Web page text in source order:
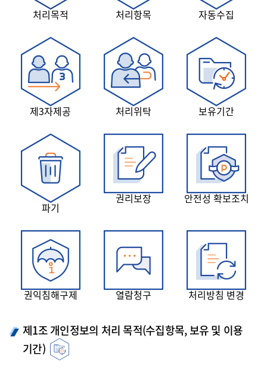
처리목적 처리항목 자동수집
제3자제공 처리위탁 보유기간
파기
권리보장 안전성 확보조치
권익침해구제 열람청구 처리방침 변경
제1조 개인정보의 처리 목적(수집항목, 보유 및 이용
기간)